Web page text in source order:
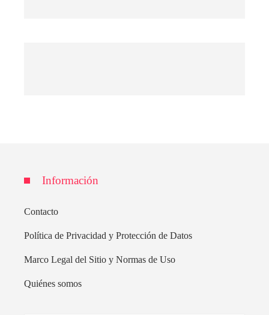
Información
Contacto
Política de Privacidad y Protección de Datos
Marco Legal del Sitio y Normas de Uso
Quiénes somos